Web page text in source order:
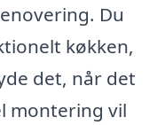
Du
køkken,
det, når det
montering vil